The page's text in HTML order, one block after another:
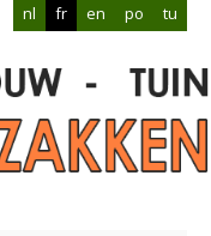
nl fr en po tu